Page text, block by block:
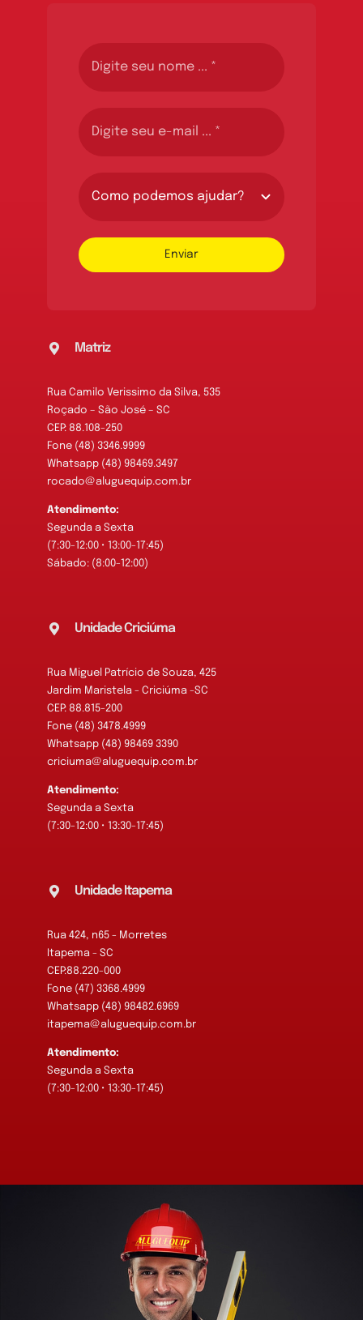
Enviar
Matriz
Rua Camilo Verissimo da Silva, 535
Roçado – São José – SC
CEP: 88.108-250
Fone (48) 3346.9999
Whatsapp (48) 98469.3497
rocado@aluguequip.com.br
Atendimento:
Segunda a Sexta
(7:30-12:00 • 13:00-17:45)
Sábado: (8:00-12:00)
Unidade Criciúma
Rua Miguel Patrício de Souza, 425
Jardim Maristela - Criciúma -SC
CEP: 88.815-200
Fone (48) 3478.4999
Whatsapp (48) 98469 3390
criciuma@aluguequip.com.br
Atendimento:
Segunda a Sexta
(7:30-12:00 • 13:30-17:45)
Unidade Itapema
Rua 424, n65 - Morretes
Itapema - SC
CEP:88.220-000
Fone (47) 3368.4999
Whatsapp (48) 98482.6969
itapema@aluguequip.com.br
Atendimento:
Segunda a Sexta
(7:30-12:00 • 13:30-17:45)